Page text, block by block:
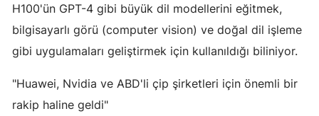
Malatya
Manisa
Kahramanmaraş
H100'ün GPT-4 gibi büyük dil modellerini eğitmek,
bilgisayarlı görü (computer vision) ve doğal dil işleme
gibi uygulamaları geliştirmek için kullanıldığı biliniyor.
"Huawei, Nvidia ve ABD'li çip şirketleri için önemli bir
rakip haline geldi"